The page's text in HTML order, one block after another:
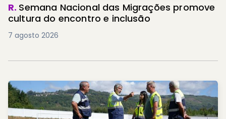
R. Semana Nacional das Migrações promove
cultura do encontro e inclusão
7 agosto 2026